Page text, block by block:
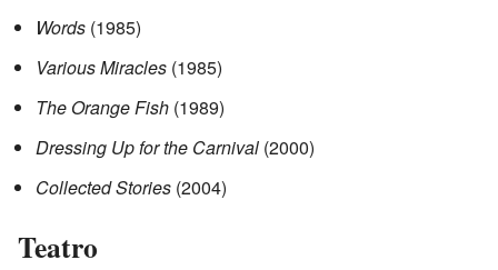
Words (1985)
Various Miracles (1985)
The Orange Fish (1989)
Dressing Up for the Carnival (2000)
Collected Stories (2004)
Teatro